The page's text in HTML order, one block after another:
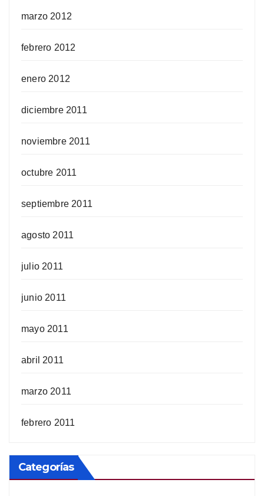
marzo 2012
febrero 2012
enero 2012
diciembre 2011
noviembre 2011
octubre 2011
septiembre 2011
agosto 2011
julio 2011
junio 2011
mayo 2011
abril 2011
marzo 2011
febrero 2011
Categorías